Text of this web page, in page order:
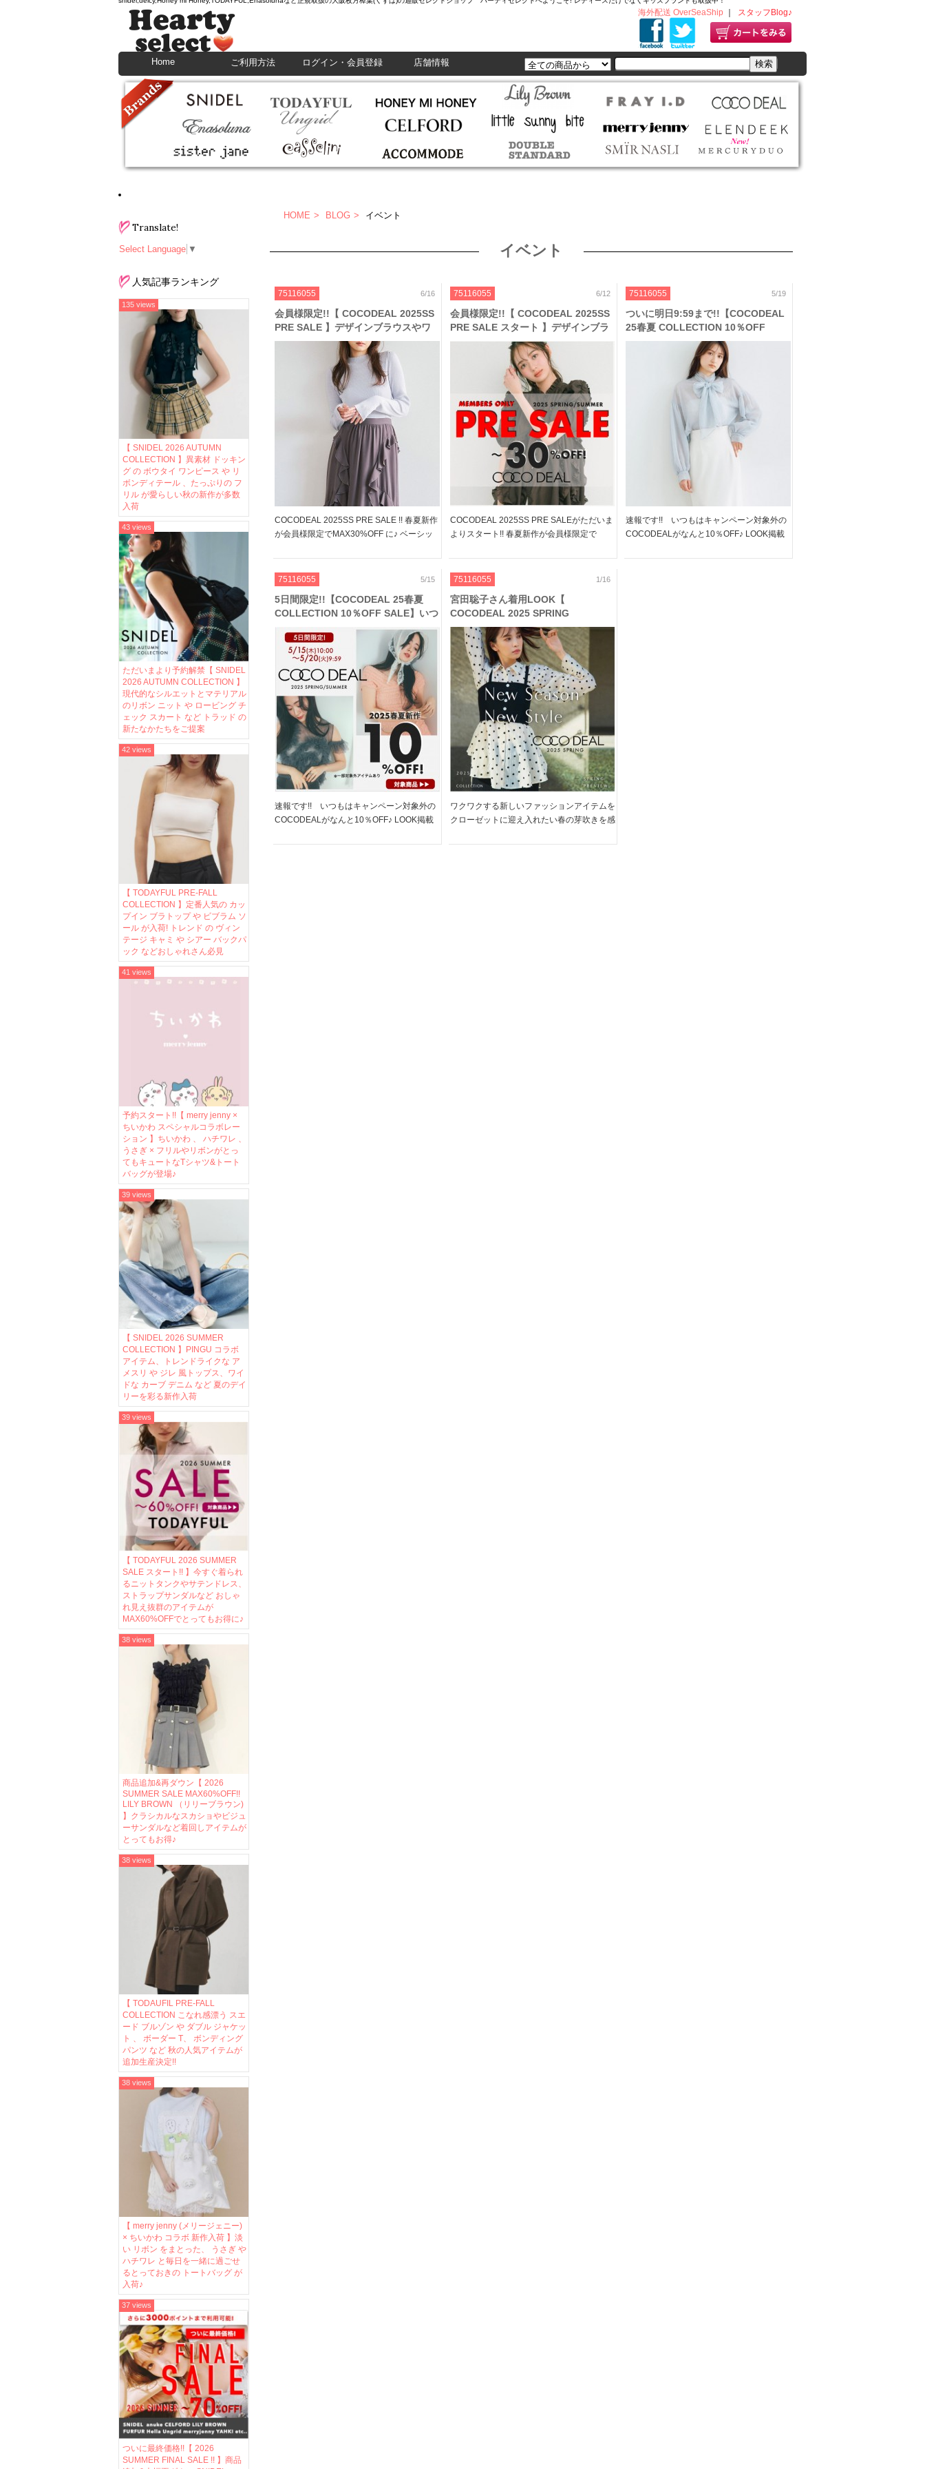
海外配送 OverSeaShip スタッフBlog♪
Home ご利用方法 ログイン・会員登録 店舗情報
Translate!
Select Language ▼
人気記事ランキング
【 SNIDEL 2026 AUTUMN
COLLECTION 】異素材 ドッキン
グ の ボウタイ ワンピース や リ
ボンディテール 、たっぷりの フ
リル が愛らしい秋の新作が多数
入荷
135 views
ただいまより予約解禁【 SNIDEL
2026 AUTUMN COLLECTION 】
現代的なシルエットとマテリアル
のリボン ニット や ロービング チ
ェック スカート など トラッド の
新たなかたちをご提案
43 views
【 TODAYFUL PRE-FALL
COLLECTION 】定番人気の カッ
プイン ブラトップ や ビブラム ソ
ール が入荷! トレンド の ヴィン
テージ キャミ や シアー バックパ
ック などおしゃれさん必見
42 views
予約スタート!!【 merry jenny ×
ちいかわ スペシャルコラボレー
ション 】ちいかわ 、 ハチワレ 、
うさぎ × フリルやリボンがとっ
てもキュートなTシャツ&トート
バッグが登場♪
41 views
【 SNIDEL 2026 SUMMER
COLLECTION 】PINGU コラボ
アイテム、トレンドライクな ア
メスリ や ジレ 風トップス、ワイ
ドな カーブ デニム など 夏のデイ
リーを彩る新作入荷
39 views
【 TODAYFUL 2026 SUMMER
SALE スタート!! 】今すぐ着られ
るニットタンクやサテンドレス、
ストラップサンダルなど おしゃ
れ見え抜群のアイテムが
MAX60%OFFでとってもお得に♪
39 views
商品追加&再ダウン【 2026
SUMMER SALE MAX60%OFF!!
LILY BROWN （リリーブラウン)
】クラシカルなスカショやビジュ
ーサンダルなど着回しアイテムが
とってもお得♪
38 views
【 TODAUFIL PRE-FALL
COLLECTION こなれ感漂う スエ
ード ブルゾン や ダブル ジャケッ
ト 、 ボーダー T、 ボンディング
パンツ など 秋の人気アイテムが
追加生産決定!!
38 views
【 merry jenny (メリージェニー)
× ちいかわ コラボ 新作入荷 】淡
い リボン をまとった、 うさぎ や
ハチワレ と毎日を一緒に過ごせ
るとっておきの トートバッグ が
入荷♪
38 views
ついに最終価格!!【 2026
SUMMER FINAL SALE !! 】商品
37 views
HOME BLOG イベント
イベント
75116055 6/16
会員様限定!!【 COCODEAL 2025SS
PRE SALE 】デザインブラウスやワ
ンピース など、今すぐ着られる春夏
新作がMAX30%OFF♪
COCODEAL 2025SS PRE SALE !! 春夏新作
が会員様限定でMAX30%OFF に♪ ベーシッ
年らしいフラッフィーやシアーのスカートな
ど 今すぐ着られるアイテムが […]
75116055 6/12
会員様限定!!【 COCODEAL 2025SS
PRE SALE スタート 】デザインブラ
ウスやワンピース など、今すぐ着ら
れる春夏新作がMAX30%OFF♪
COCODEAL 2025SS PRE SALEがただいま
よりスタート!! 春夏新作が会員様限定で
ケットやデザインニット 今年らしいフラッ
フィーやシアーのスカートなど 今す […]
75116055 5/19
ついに明日9:59まで!!【COCODEAL
25春夏 COLLECTION 10％OFF
SALE】いつもはキャンペーン対象外
のココディールが今ならお得!!
速報です!! いつもはキャンペーン対象外の
COCODEALがなんと10％OFF♪ LOOK掲載
キャンペーン!! 是非、お早めにチェックして
75116055 5/15
5日間限定!!【COCODEAL 25春夏
COLLECTION 10％OFF SALE】いつ
もはキャンペーン対象外のココディー
ルが今ならお得!!
速報です!! いつもはキャンペーン対象外の
COCODEALがなんと10％OFF♪ LOOK掲載
キャンペーン!! 是非、お早めにチェックして
75116055 1/16
宮田聡子さん着用LOOK【
COCODEAL 2025 SPRING
COLLECTION 】チュール ブラウス
や キャミ ワンピなど、春カラーやレ
イヤードアイテムがラインナップ♪
ワクワクする新しいファッションアイテムを
クローゼットに迎え入れたい春の芽吹きを感
たフェミニンアイテムを セットアップにし